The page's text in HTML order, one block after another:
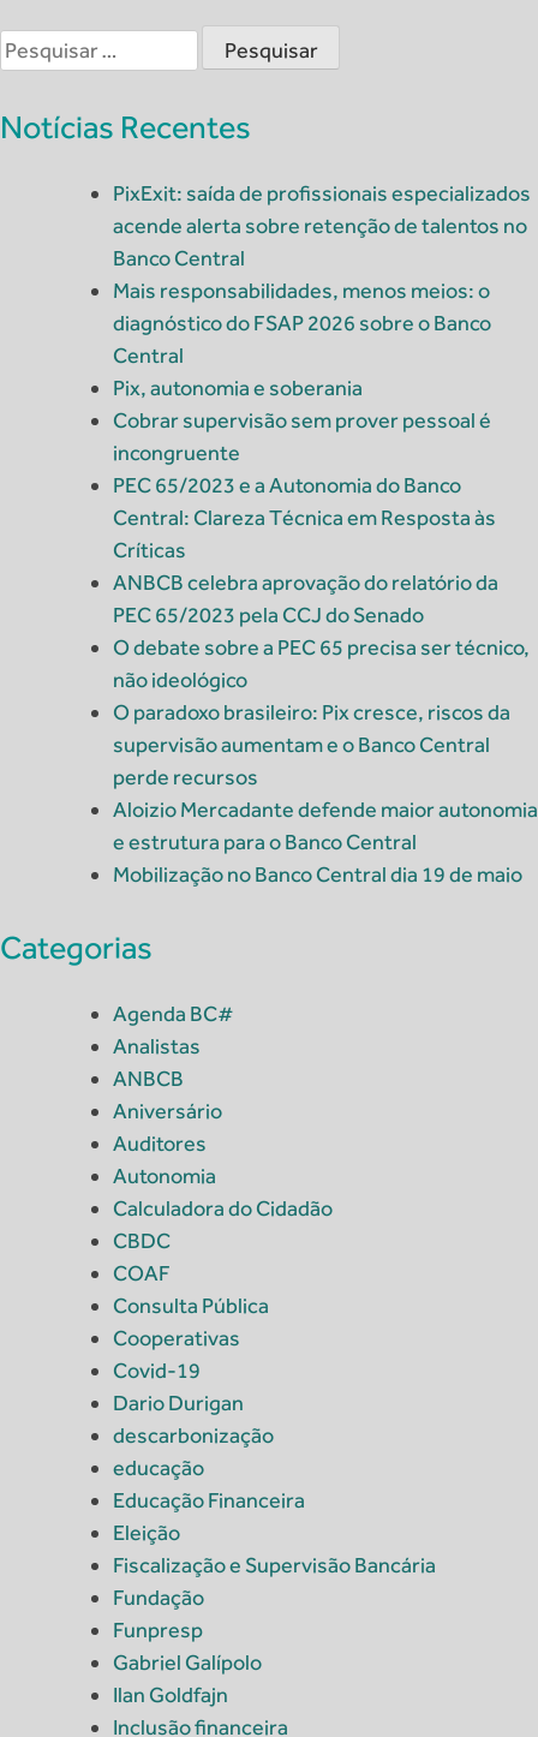
Pesquisar
por:
Notícias Recentes
PixExit: saída de profissionais especializados
acende alerta sobre retenção de talentos no
Banco Central
Mais responsabilidades, menos meios: o
diagnóstico do FSAP 2026 sobre o Banco
Central
Pix, autonomia e soberania
Cobrar supervisão sem prover pessoal é
incongruente
PEC 65/2023 e a Autonomia do Banco
Central: Clareza Técnica em Resposta às
Críticas
ANBCB celebra aprovação do relatório da
PEC 65/2023 pela CCJ do Senado
O debate sobre a PEC 65 precisa ser técnico,
não ideológico
O paradoxo brasileiro: Pix cresce, riscos da
supervisão aumentam e o Banco Central
perde recursos
Aloizio Mercadante defende maior autonomia
e estrutura para o Banco Central
Mobilização no Banco Central dia 19 de maio
Categorias
Agenda BC#
Analistas
ANBCB
Aniversário
Auditores
Autonomia
Calculadora do Cidadão
CBDC
COAF
Consulta Pública
Cooperativas
Covid-19
Dario Durigan
descarbonização
educação
Educação Financeira
Eleição
Fiscalização e Supervisão Bancária
Fundação
Funpresp
Gabriel Galípolo
Ilan Goldfajn
Inclusão financeira